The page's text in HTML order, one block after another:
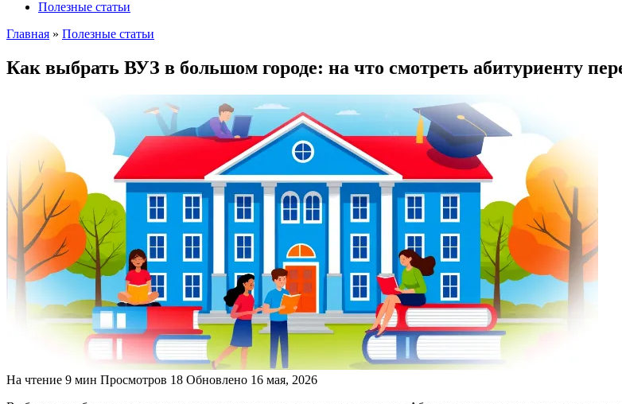
Полезные статьи
Главная » Полезные статьи
Как выбрать ВУЗ в большом городе: на что смотреть абитуриенту
На чтение 9 мин Просмотров 18 Обновлено 16 мая, 2026